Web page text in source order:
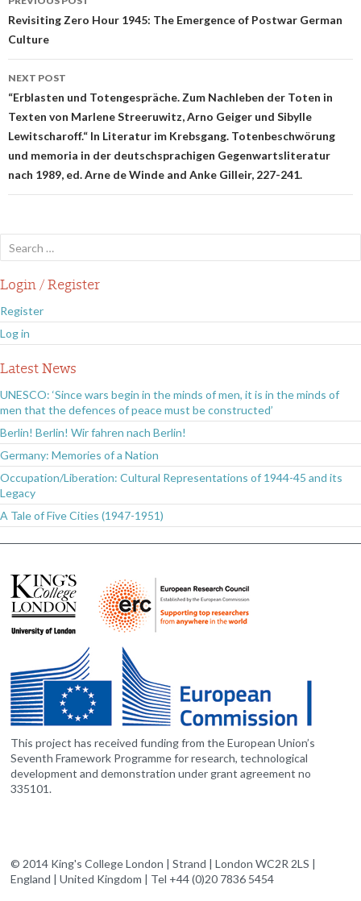
navigation
Revisiting Zero Hour 1945: The Emergence of Postwar German
Culture
NEXT POST
“Erblasten und Totengespräche. Zum Nachleben der Toten in
Texten von Marlene Streeruwitz, Arno Geiger und Sibylle
Lewitscharoff.“ In Literatur im Krebsgang. Totenbeschwörung
und memoria in der deutschsprachigen Gegenwartsliteratur
nach 1989, ed. Arne de Winde and Anke Gilleir, 227-241.
for:
Login / Register
Register
Log in
Latest News
UNESCO: ‘Since wars begin in the minds of men, it is in the minds of
men that the defences of peace must be constructed’
Berlin! Berlin! Wir fahren nach Berlin!
Germany: Memories of a Nation
Occupation/Liberation: Cultural Representations of 1944-45 and its
Legacy
A Tale of Five Cities (1947-1951)
This project has received funding from the European Union’s
Seventh Framework Programme for research, technological
development and demonstration under grant agreement no
335101.
© 2014 King's College London | Strand | London WC2R 2LS |
England | United Kingdom | Tel +44 (0)20 7836 5454